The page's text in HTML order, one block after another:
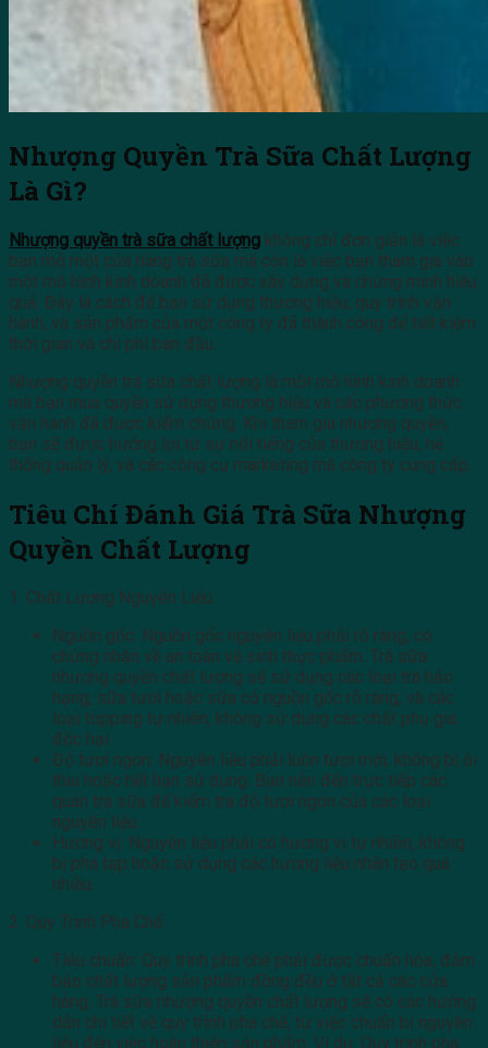
Nhượng Quyền Trà Sữa Chất Lượng
Là Gì?
Nhượng quyền trà sữa chất lượng không chỉ đơn giản là việc
bạn mở một cửa hàng trà sữa mà còn là việc bạn tham gia vào
một mô hình kinh doanh đã được xây dựng và chứng minh hiệu
quả. Đây là cách để bạn sử dụng thương hiệu, quy trình vận
hành, và sản phẩm của một công ty đã thành công để tiết kiệm
thời gian và chi phí ban đầu.
Nhượng quyền trà sữa chất lượng là một mô hình kinh doanh
mà bạn mua quyền sử dụng thương hiệu và các phương thức
vận hành đã được kiểm chứng. Khi tham gia nhượng quyền,
bạn sẽ được hưởng lợi từ sự nổi tiếng của thương hiệu, hệ
thống quản lý, và các công cụ marketing mà công ty cung cấp.
Tiêu Chí Đánh Giá Trà Sữa Nhượng
Quyền Chất Lượng
1. Chất Lượng Nguyên Liệu:
Nguồn gốc: Nguồn gốc nguyên liệu phải rõ ràng, có
chứng nhận về an toàn vệ sinh thực phẩm. Trà sữa
nhượng quyền chất lượng sẽ sử dụng các loại trà hảo
hạng, sữa tươi hoặc sữa có nguồn gốc rõ ràng, và các
loại topping tự nhiên, không sử dụng các chất phụ gia
độc hại.
Độ tươi ngon: Nguyên liệu phải luôn tươi mới, không bị ôi
thiu hoặc hết hạn sử dụng. Bạn nên đến trực tiếp các
quán trà sữa để kiểm tra độ tươi ngon của các loại
nguyên liệu.
Hương vị: Nguyên liệu phải có hương vị tự nhiên, không
bị pha tạp hoặc sử dụng các hương liệu nhân tạo quá
nhiều.
2. Quy Trình Pha Chế:
Tiêu chuẩn: Quy trình pha chế phải được chuẩn hóa, đảm
bảo chất lượng sản phẩm đồng đều ở tất cả các cửa
hàng. Trà sữa nhượng quyền chất lượng sẽ có các hướng
dẫn chi tiết về quy trình pha chế, từ việc chuẩn bị nguyên
liệu đến việc hoàn thiện sản phẩm. Ví dụ: Quy trình pha